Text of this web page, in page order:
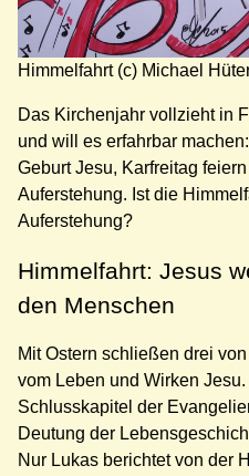
Himmelfahrt (c) Michael
Das Kirchenjahr vollzieht in
und will es erfahrbar
Geburt Jesu, Karfreitag
Auferstehung. Ist die
Auferstehung?
Himmelfahrt: Jesus
den Menschen
Mit Ostern schließen drei
vom Leben und Wirken
Schlusskapitel der
Deutung der
Nur Lukas berichtet von der